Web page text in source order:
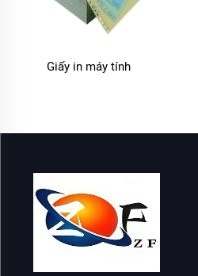
chúng tôi chạy mượt trong máy
sử dụng thường xuyên. Dù bạn
loại giấy chuyên dụng cho máy
chịu do giấy không tương thích.
máy in laser, máy in phun mực,
thậm chí là máy in nhiệt, chúng
Giấy in máy tính